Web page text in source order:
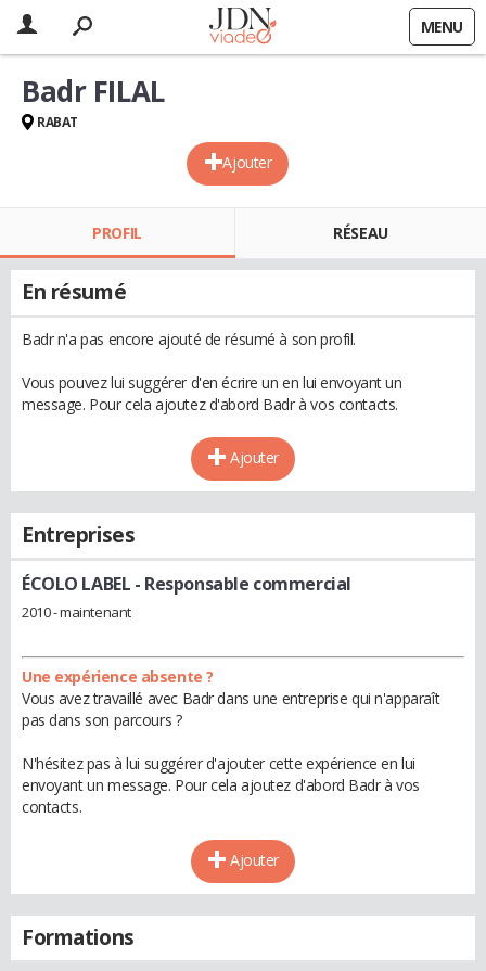
MENU
Ajouter
Badr FILAL
RABAT
PROFIL RÉSEAU
En résumé
Badr n'a pas encore ajouté de résumé à son profil.
Vous pouvez lui suggérer d'en écrire un en lui envoyant un
message. Pour cela ajoutez d'abord Badr à vos contacts.
Ajouter
Entreprises
ÉCOLO LABEL - Responsable commercial
2010 - maintenant
Une expérience absente ?
Vous avez travaillé avec Badr dans une entreprise qui n'apparaît
pas dans son parcours ?
N'hésitez pas à lui suggérer d'ajouter cette expérience en lui
envoyant un message. Pour cela ajoutez d'abord Badr à vos
contacts.
Ajouter
Formations